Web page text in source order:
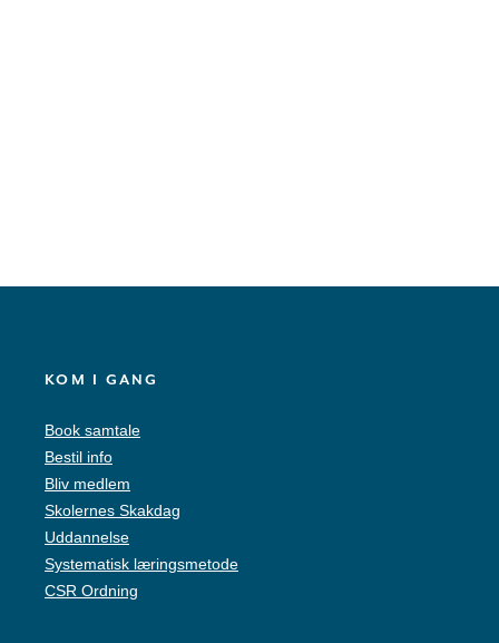
KOM I GANG
Book samtale
Bestil info
Bliv medlem
Skolernes Skakdag
Uddannelse
Systematisk læringsmetode
CSR Ordning